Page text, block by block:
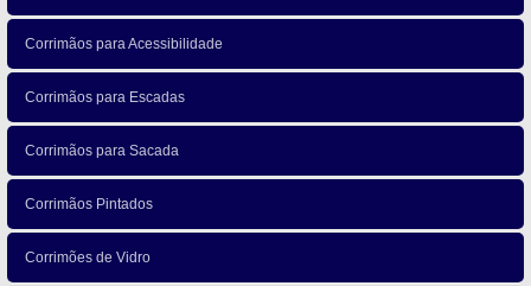
Corrimãos para Acessibilidade
Corrimãos para Escadas
Corrimãos para Sacada
Corrimãos Pintados
Corrimões de Vidro